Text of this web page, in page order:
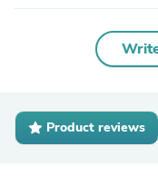
Product reviews